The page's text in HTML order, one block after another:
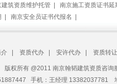
建筑资质维护托管 南京施工资质证书延
南京安全员证书代报名
资质代办 安许代办 资质转让
版权所有 @2011 南京翰韬建筑资质咨询
手机：王经理 13382037781